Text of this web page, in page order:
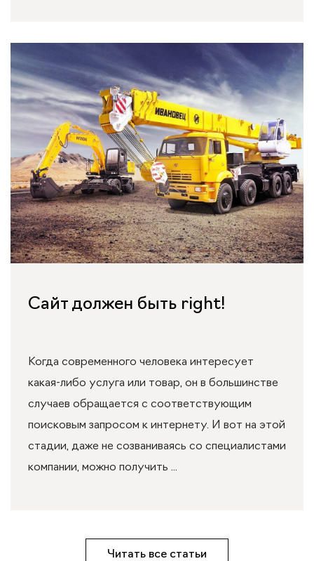
Сайт должен быть right!
Когда современного человека интересует
какая-либо услуга или товар, он в большинстве
случаев обращается с соответствующим
поисковым запросом к интернету. И вот на этой
стадии, даже не созваниваясь со специалистами
компании, можно получить ...
Читать все статьи